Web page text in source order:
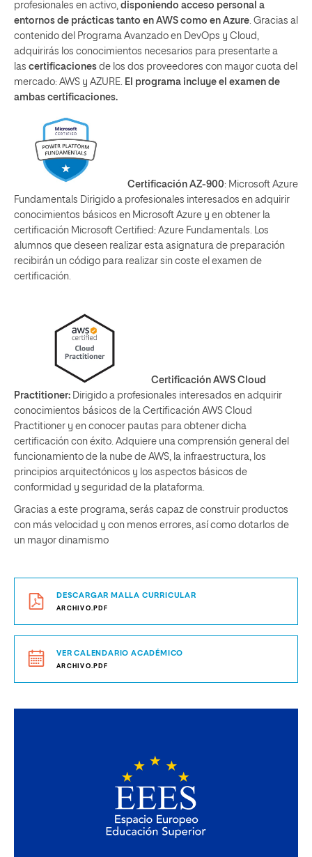
profesionales en activo, disponiendo acceso personal a
entornos de prácticas tanto en AWS como en Azure. Gracias al
contenido del Programa Avanzado en DevOps y Cloud,
adquirirás los conocimientos necesarios para presentarte a
las certificaciones de los dos proveedores con mayor cuota del
mercado: AWS y AZURE. El programa incluye el examen de
ambas certificaciones.
Certificación AZ-900: Microsoft Azure
Fundamentals Dirigido a profesionales interesados en adquirir
conocimientos básicos en Microsoft Azure y en obtener la
certificación Microsoft Certified: Azure Fundamentals. Los
alumnos que deseen realizar esta asignatura de preparación
recibirán un código para realizar sin coste el examen de
certificación.
Certificación AWS Cloud
Practitioner: Dirigido a profesionales interesados en adquirir
conocimientos básicos de la Certificación AWS Cloud
Practitioner y en conocer pautas para obtener dicha
certificación con éxito. Adquiere una comprensión general del
funcionamiento de la nube de AWS, la infraestructura, los
principios arquitectónicos y los aspectos básicos de
conformidad y seguridad de la plataforma.
Gracias a este programa, serás capaz de construir productos
con más velocidad y con menos errores, así como dotarlos de
un mayor dinamismo
DESCARGAR MALLA CURRICULAR
ARCHIVO.PDF
VER CALENDARIO ACADÉMICO
ARCHIVO.PDF